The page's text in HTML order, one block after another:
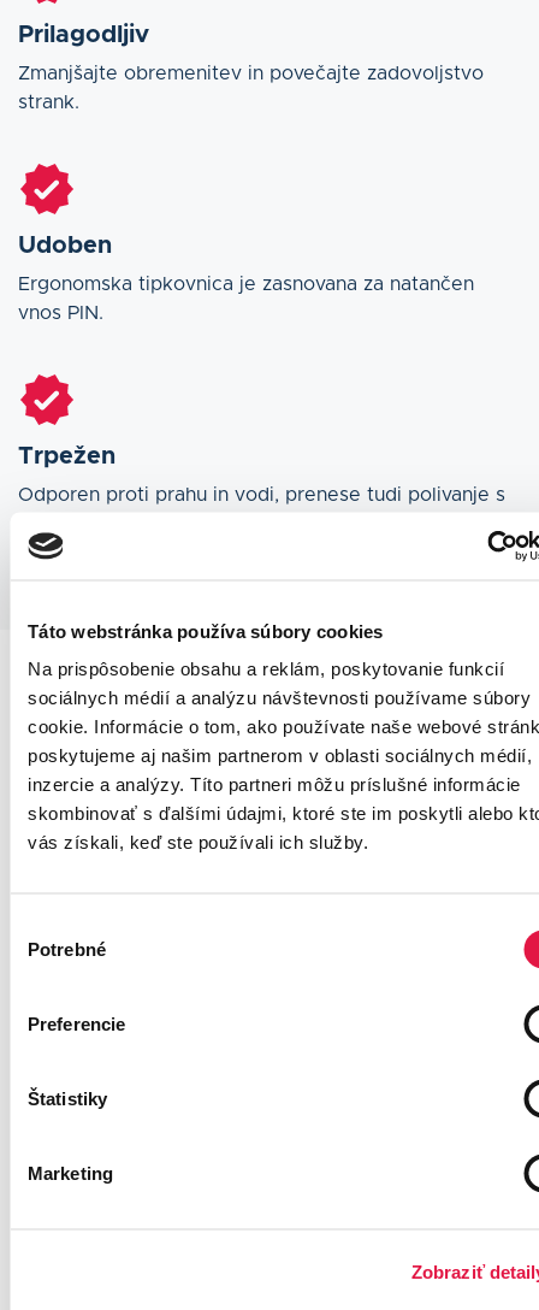
Táto webstránka používa súbory cookies
Na prispôsobenie obsahu a reklám, poskytovanie funkcií
sociálnych médií a analýzu návštevnosti používame súbory
cookie. Informácie o tom, ako používate naše webové
poskytujeme aj našim partnerom v oblasti sociálnych médií,
inzercie a analýzy. Títo partneri môžu príslušné informácie
skombinovať s ďalšími údajmi, ktoré ste im poskytli alebo
vás získali, keď ste používali ich služby.
súhlasu
Potrebné
Preferencie
Štatistiky
Marketing
Zobraziť
Prilagodljiv
Zmanjšajte obremenitev in povečajte zadovoljstvo
strank.
Udoben
Ergonomska tipkovnica je zasnovana za natančen
vnos PIN.
Trpežen
Odporen proti prahu in vodi, prenese tudi polivanje s
Terminal za prispevke